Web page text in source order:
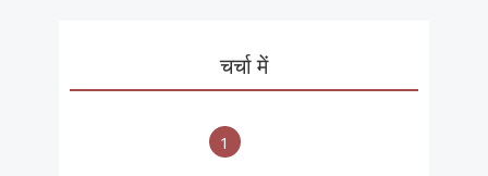
चर्चा में
1